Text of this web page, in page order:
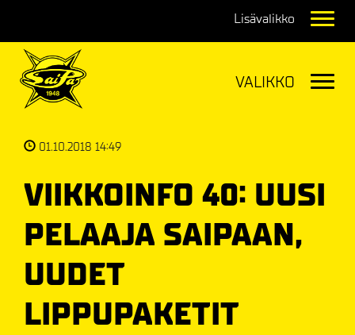
01.10.2018 14:49
VIIKKOINFO 40: UUSI
PELAAJA SAIPAAN,
UUDET
LIPPUPAKETIT